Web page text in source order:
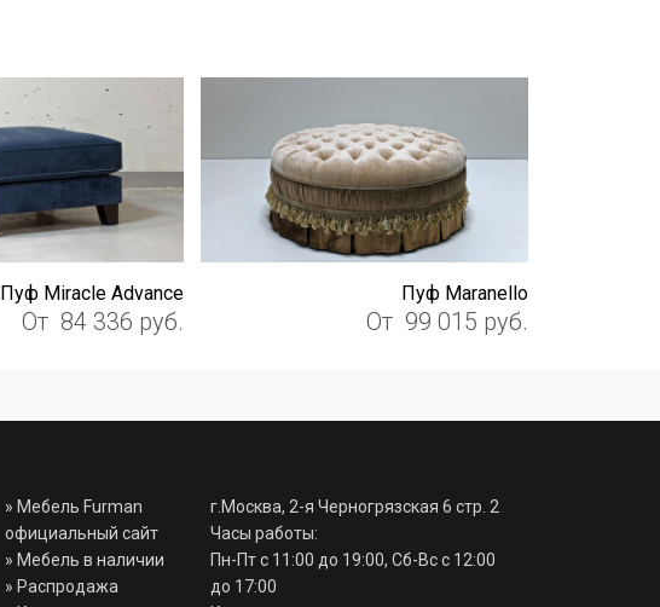
Пуф Miracle Advance
От 84 336 руб.
Пуф Maranello
От 99 015 руб.
» Мебель Furman
официальный сайт
» Мебель в наличии
» Распродажа
г.Москва, 2-я Черногрязская 6 стр. 2
Часы работы:
Пн-Пт с 11:00 до 19:00, Сб-Вс с 12:00
до 17:00